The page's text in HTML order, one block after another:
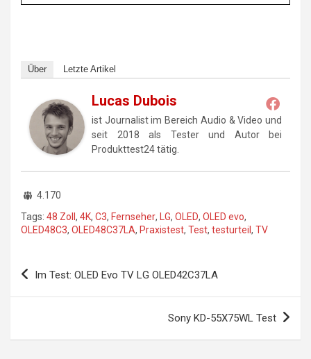
Über Letzte Artikel
Lucas Dubois
ist Journalist im Bereich Audio & Video und
seit 2018 als Tester und Autor bei
Produkttest24 tätig.
4.170
Tags: 48 Zoll , 4K, C3, Fernseher, LG, OLED, OLED evo,
OLED48C3, OLED48C37LA, Praxistest, Test, testurteil , TV
Beitragsnavigation
Im Test: OLED Evo TV LG OLED42C37LA
Sony KD-55X75WL Test